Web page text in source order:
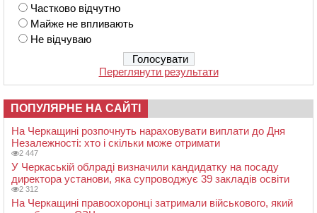
Частково відчутно
Майже не впливають
Не відчуваю
Переглянути результати
ПОПУЛЯРНЕ НА САЙТІ
На Черкащині розпочнуть нараховувати виплати до Дня
Незалежності: хто і скільки може отримати
2 447
У Черкаській облраді визначили кандидатку на посаду
директора установи, яка супроводжує 39 закладів освіти
2 312
На Черкащині правоохоронці затримали військового, який